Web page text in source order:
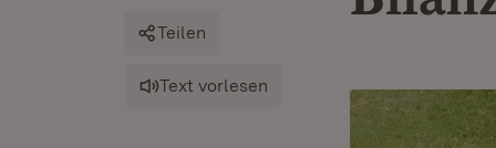
Teilen
Text vorlesen